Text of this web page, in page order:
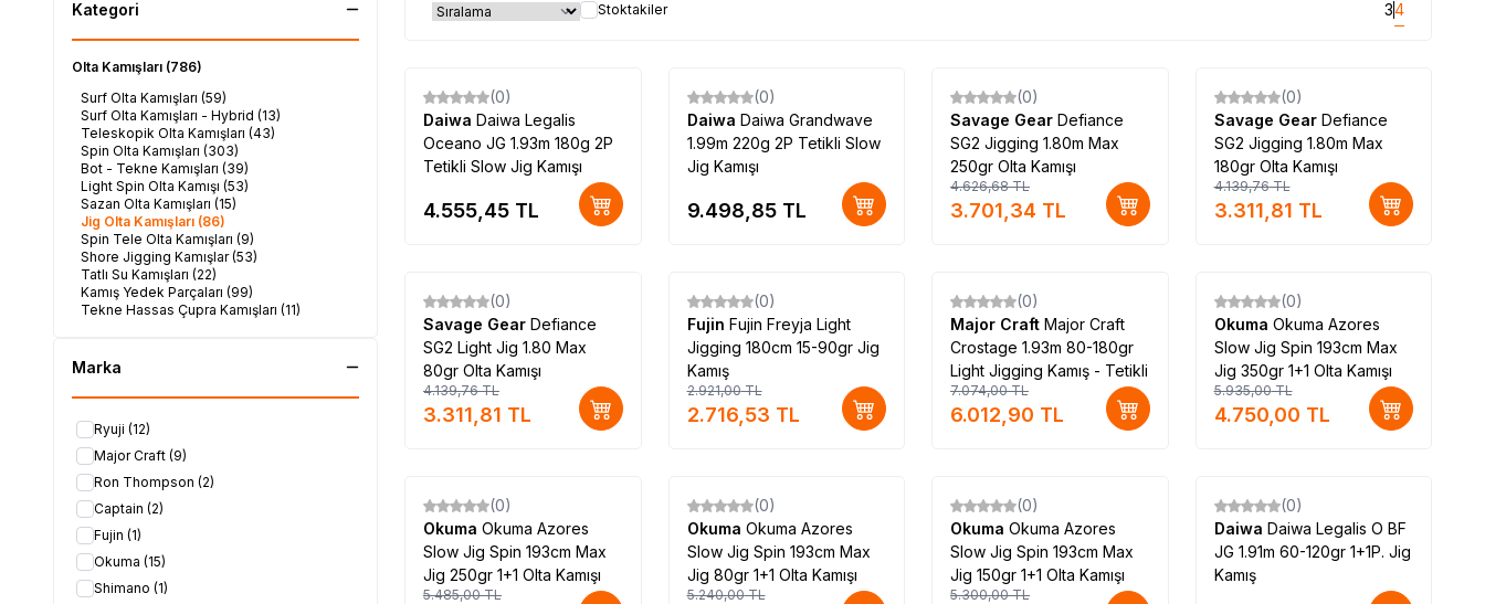
Kategori
Olta Kamışları (786)
Surf Olta Kamışları (59)
Surf Olta Kamışları - Hybrid (13)
Teleskopik Olta Kamışları (43)
Spin Olta Kamışları (303)
Bot - Tekne Kamışları (39)
Light Spin Olta Kamışı (53)
Sazan Olta Kamışları (15)
Jig Olta Kamışları (86)
Spin Tele Olta Kamışları (9)
Shore Jigging Kamışlar(53)
Tatlı Su Kamışları (22)
Kamış Yedek Parçaları (99)
Tekne Hassas Çupra Kamışları (11)
Marka
Ryuji (12)
Major Craft (9)
Ron Thompson (2)
Captain (2)
Fujin (1)
Okuma (15)
Shimano (1)
Stoktakiler 34
(0)
Daiwa Daiwa Legalis
Oceano JG 1.93m 180g 2P
Tetikli Slow Jig Kamışı
4.555,45 TL
(0)
Daiwa Daiwa Grandwave
1.99m 220g 2P Tetikli Slow
Jig Kamışı
9.498,85TL
Yeni
%20
(0)
Savage Gear Defiance
SG2 Jigging 1.80m Max
250gr Olta Kamışı
4.626,68TL
3.701,34 TL
Yeni
%20
(0)
Savage Gear Defiance
SG2 Jigging 1.80m Max
180gr Olta Kamışı
4.139,76TL
3.311,81 TL
Yeni
%20
(0)
Savage Gear Defiance
SG2 Light Jig 1.80 Max
80gr Olta Kamışı
4.139,76TL
3.311,81 TL
Yeni
%7
(0)
Fujin Fujin Freyja Light
Jigging 180cm 15-90gr Jig
Kamış
2.921,00TL
2.716,53 TL
%15
(0)
Major Craft Major Craft
Crostage 1.93m 80-180gr
Light Jigging Kamış - Tetikli
7.074,00TL
6.012,90 TL
%20
(0)
Okuma Okuma Azores
Slow Jig Spin 193cm Max
Jig 350gr 1+1 Olta Kamışı
5.935,00TL
4.750,00 TL
%20
(0)
Okuma Okuma Azores
Slow Jig Spin 193cm Max
Jig 250gr 1+1 Olta Kamışı
5.485,00TL
%20
(0)
Okuma Okuma Azores
Slow Jig Spin 193cm Max
Jig 80gr 1+1 Olta Kamışı
5.240,00TL
%20
(0)
Okuma Okuma Azores
Slow Jig Spin 193cm Max
Jig 150gr 1+1 Olta Kamışı
5.300,00TL
(0)
Daiwa Daiwa Legalis O BF
JG 1.91m 60-120gr 1+1P. Jig
Kamış